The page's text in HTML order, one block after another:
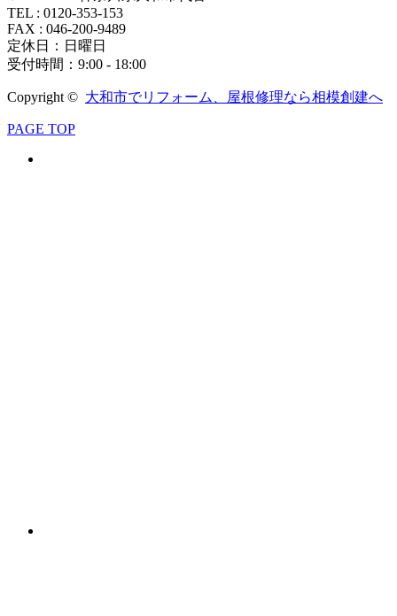
TEL : 0120-353-153
FAX : 046-200-9489
定休日：日曜日
受付時間：9:00 - 18:00
Copyright © 大和市でリフォーム、屋根修理なら相模創建へ
PAGE TOP